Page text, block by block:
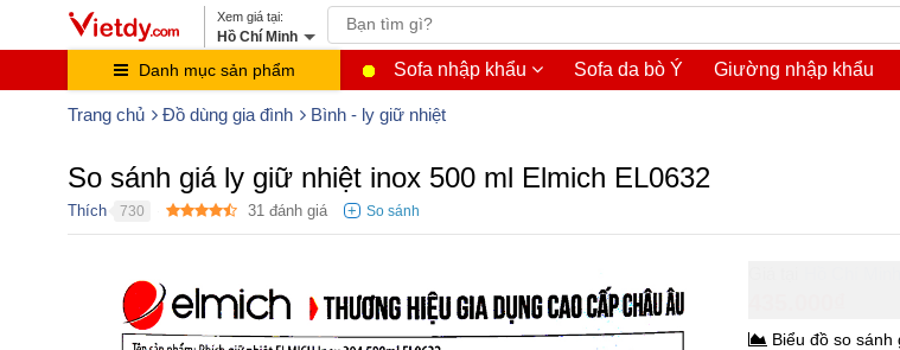
Hồ Chí Minh
Danh mục sản phẩm Sofa nhập khẩu Sofa da bò Ý Giường nhập khẩu
Trang chủ Đồ dùng gia đình Bình - ly giữ nhiệt
So sánh giá ly giữ nhiệt inox 500 ml Elmich EL0632
Thích 730 31 đánh giá
Biểu đồ so sánh